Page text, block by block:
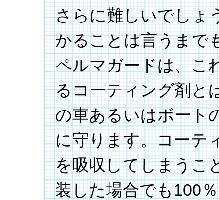
さらに難しいでしょ
かることは言うまで
ペルマガードは、こ
るコーティング剤と
の車あるいはボート
に守ります。コーテ
を吸収してしまうこ
装した場合でも100